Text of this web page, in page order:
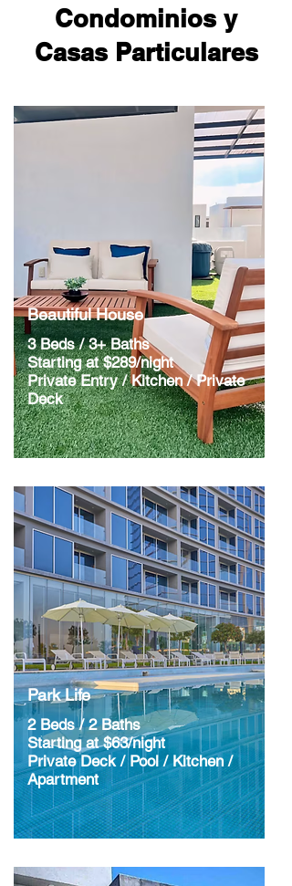
Condominios y
Casas Particulares
Beautiful House
3 Beds / 3+ Baths
Starting at $289/night
​Private Entry / Kitchen / Private
Deck
Park Life
2 Beds / 2 Baths
Starting at $63/night
Private Deck / Pool / Kitchen /
Apartment